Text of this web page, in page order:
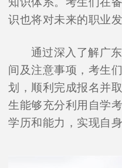
识也将对未来的职业
通过深入了解广
间及注意事项，考生
划，顺利完成报名并
生能够充分利用自学
学历和能力，实现自